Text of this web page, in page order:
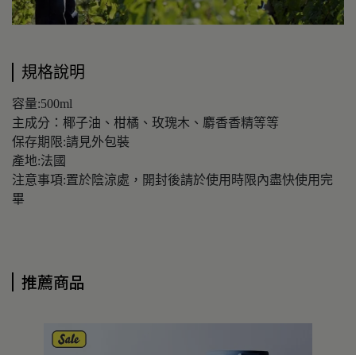
規格說明
容量:500ml
主成分：椰子油、柑橘、玫瑰木、麝香香精等等
保存期限:請見外包裝
產地:法國
注意事項:置於陰涼處，開封後請於使用時限內盡快使用完
畢
推薦商品